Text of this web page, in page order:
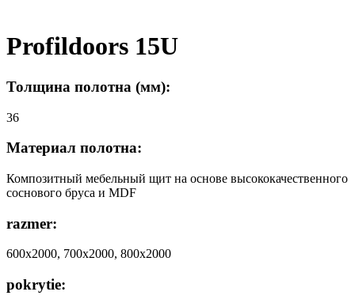
Profildoors 15U
Толщина полотна (мм):
36
Материал полотна:
Композитный мебельный щит на основе высококачественного
соснового бруса и MDF
razmer:
600х2000, 700х2000, 800х2000
pokrytie: